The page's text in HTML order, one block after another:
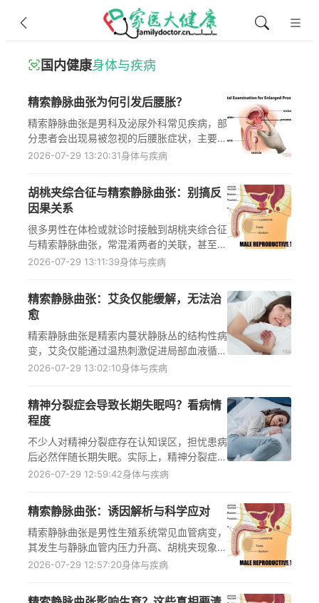
国内健康身体与疾病
精索静脉曲张为何引发后腰胀？
精索静脉曲张是男科及泌尿外科常见疾病，部
分患者会出现易被忽视的后腰胀症状，主要源
于病变引发的疼痛放射、血液循环障碍导致的
查明确病因后遵医嘱选择保守或手术治疗，日
常需做好生活管理以缓解症状、控制病情发
展。
2026-07-29 13:20:31身体与疾病
胡桃夹综合征与精索静脉曲张：别搞反
因果关系
很多男性在体检或就诊时接触到胡桃夹综合征
与精索静脉曲张，常混淆两者的关联，甚至误
将精索静脉曲张当成胡桃夹综合征的诱因。实
导致血液回流异常，可能诱发继发性精索静脉
曲张，但精索静脉曲张仅累及精索内静脉丛，
无法改变血管受压状态，不会影响胡桃夹综合
征，出现血尿、腰痛或阴囊坠胀等症状需及时
到正规医疗机构就诊，遵医嘱检查治疗，避免
2026-07-29 13:11:39身体与疾病
精索静脉曲张：艾灸仅能缓解，无法治
愈
精索静脉曲张是精索内蔓状静脉丛的结构性病
变，艾灸仅能通过温热刺激促进局部血液循
环，缓解阴囊坠胀、疼痛、睾丸沉重等相关不
外科就诊，遵医嘱采取规范治疗措施，日常还
需做好阴囊护理与作息调整，进而缓解症状、
延缓病情进展。
2026-07-29 13:02:10身体与疾病
精神分裂症会导致长期失眠吗？看病情
程度
不少人对精神分裂症存在认知误区，担忧患病
后必然伴随长期失眠。实际上，精神分裂症与
长期失眠的关联性并非绝对，二者的关联程度
绪稳定自行缓解；重症阶段因大脑神经功能紊
乱加剧，可能引发长期睡眠障碍，还会与病情
形成恶性循环，及时到正规医疗机构精神心理
科就诊、遵医嘱规范治疗是应对关键。
2026-07-29 12:59:42身体与疾病
精索静脉曲张：诱因解析与科学应对
精索静脉曲张是男性生殖系统常见血管病变，
其发生与静脉血管内压力升高、胡桃夹现象等
核心因素密切相关，左侧精索静脉因解剖结构
2026-07-29 12:57:20身体与疾病